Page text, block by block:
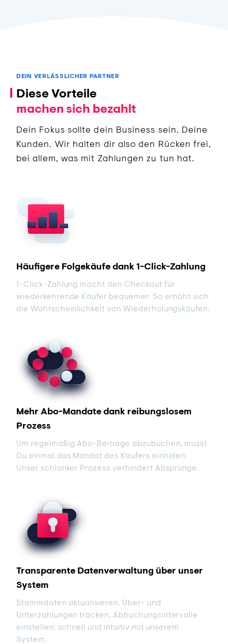
DEIN VERLÄSSLICHER PARTNER
Diese Vorteile
machen sich bezahlt
Dein Fokus sollte dein Business sein. Deine
Kunden. Wir halten dir also den Rücken frei,
bei allem, was mit Zahlungen zu tun hat.
Häufigere Folgekäufe dank 1-Click-Zahlung
1-Click-Zahlung macht den Checkout für
wiederkehrende Käufer bequemer. So erhöht sich
die Wahrscheinlichkeit von Wiederholungskäufen.
Mehr Abo-Mandate dank reibungslosem
Prozess
Um regelmäßig Abo-Beiträge abzubuchen, musst
Du einmal das Mandat des Käufers einholen.
Unser schlanker Prozess verhindert Absprünge.
Transparente Datenverwaltung über unser
System
Stammdaten aktualisieren, Über- und
Unterzahlungen tracken, Abbuchungsintervalle
einstellen: schnell und intuitiv mit unserem
System.